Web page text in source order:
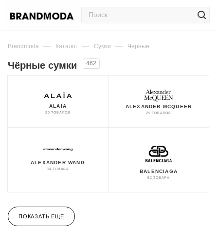
Brandmoda — Каталог — Сумки — Чёрные
Чёрные сумки 462
ALAIA
20 ТОВАРОВ
ALEXANDER MCQUEEN
29 ТОВАРОВ
ALEXANDER WANG
34 ТОВАРА BALENCIAGA
52 ТОВАРА
ПОКАЗАТЬ ЕЩЕ